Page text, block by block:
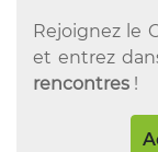
Rejoignez le
et entrez
rencontres !